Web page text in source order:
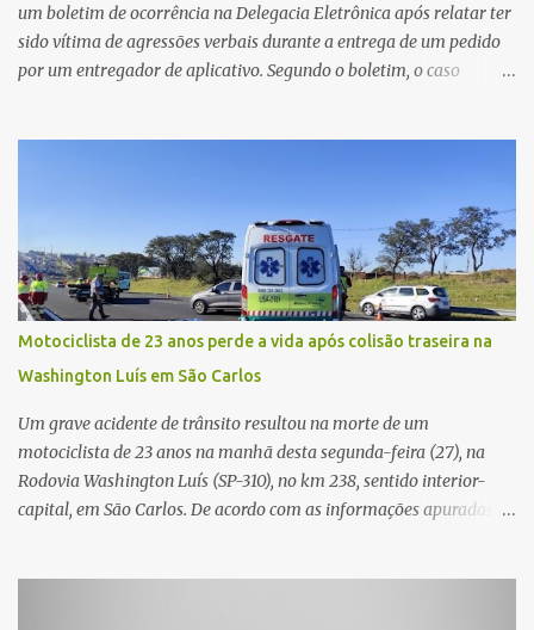
um boletim de ocorrência na Delegacia Eletrônica após relatar ter
sido vítima de agressões verbais durante a entrega de um pedido
por um entregador de aplicativo. Segundo o boletim, o caso
proximidades. Ainda conforme o registro policial, a vítima relatou
que, ao receber a entrega, voltou a ser ofendida com palavras de
baixo calão e insultos. Ela informou à Polícia Civil que mora
sozinha e que se sentiu ameaçada, coagida e humilhada com a
situação. Fonte: São Carlos Agora
Motociclista de 23 anos perde a vida após colisão traseira na
Washington Luís em São Carlos
Um grave acidente de trânsito resultou na morte de um
motociclista de 23 anos na manhã desta segunda-feira (27), na
Rodovia Washington Luís (SP-310), no km 238, sentido interior-
capital, em São Carlos. De acordo com as informações apuradas no